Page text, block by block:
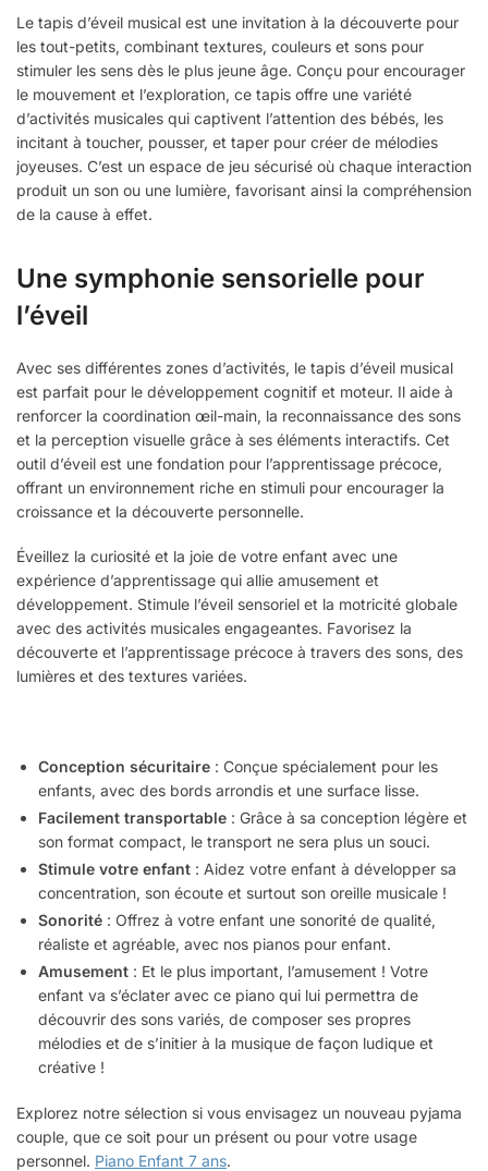
Le tapis d’éveil musical est une invitation à la découverte pour
les tout-petits, combinant textures, couleurs et sons pour
stimuler les sens dès le plus jeune âge. Conçu pour encourager
le mouvement et l’exploration, ce tapis offre une variété
d’activités musicales qui captivent l’attention des bébés, les
incitant à toucher, pousser, et taper pour créer de mélodies
joyeuses. C’est un espace de jeu sécurisé où chaque interaction
produit un son ou une lumière, favorisant ainsi la compréhension
de la cause à effet.
Une symphonie sensorielle pour
l’éveil
Avec ses différentes zones d’activités, le tapis d’éveil musical
est parfait pour le développement cognitif et moteur. Il aide à
renforcer la coordination œil-main, la reconnaissance des sons
et la perception visuelle grâce à ses éléments interactifs. Cet
outil d’éveil est une fondation pour l’apprentissage précoce,
offrant un environnement riche en stimuli pour encourager la
croissance et la découverte personnelle.
Éveillez la curiosité et la joie de votre enfant avec une
expérience d’apprentissage qui allie amusement et
développement. Stimule l’éveil sensoriel et la motricité globale
avec des activités musicales engageantes. Favorisez la
découverte et l’apprentissage précoce à travers des sons, des
lumières et des textures variées.
Conception sécuritaire : Conçue spécialement pour les
enfants, avec des bords arrondis et une surface lisse.
Facilement transportable : Grâce à sa conception légère et
son format compact, le transport ne sera plus un souci.
Stimule votre enfant : Aidez votre enfant à développer sa
concentration, son écoute et surtout son oreille musicale !
Sonorité : Offrez à votre enfant une sonorité de qualité,
réaliste et agréable, avec nos pianos pour enfant.
Amusement : Et le plus important, l’amusement ! Votre
enfant va s’éclater avec ce piano qui lui permettra de
découvrir des sons variés, de composer ses propres
mélodies et de s’initier à la musique de façon ludique et
créative !
Explorez notre sélection si vous envisagez un nouveau pyjama
couple, que ce soit pour un présent ou pour votre usage
personnel. Piano Enfant 7 ans.